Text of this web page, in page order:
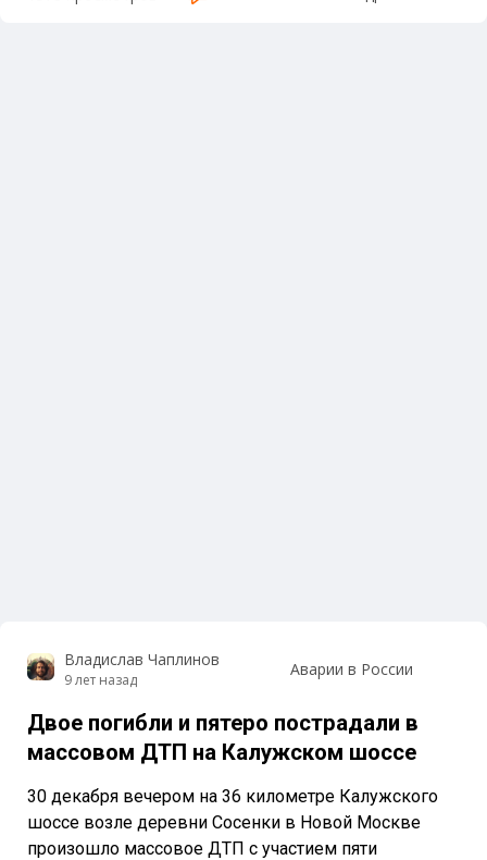
Владислав Чаплинов
9 лет назад Аварии в России
Двое погибли и пятеро пострадали в
массовом ДТП на Калужском шоссе
30 декабря вечером на 36 километре Калужского
шоссе возле деревни Сосенки в Новой Москве
произошло массовое ДТП с участием пяти